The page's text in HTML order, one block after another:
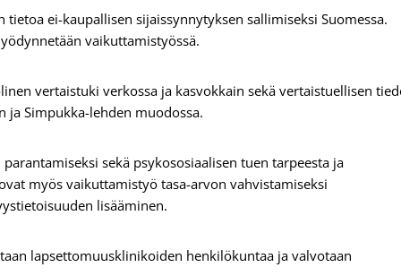
ei-kaupallisen sijaissynnytyksen sallimiseksi Suomessa.
vaikuttamistyössä.
vertaistuki verkossa ja kasvokkain sekä vertaistuellisen
Simpukka-lehden muodossa.
sekä psykososiaalisen tuen tarpeesta ja
myös vaikuttamistyö tasa-arvon vahvistamiseksi
lisääminen.
lapsettomuusklinikoiden henkilökuntaa ja valvotaan